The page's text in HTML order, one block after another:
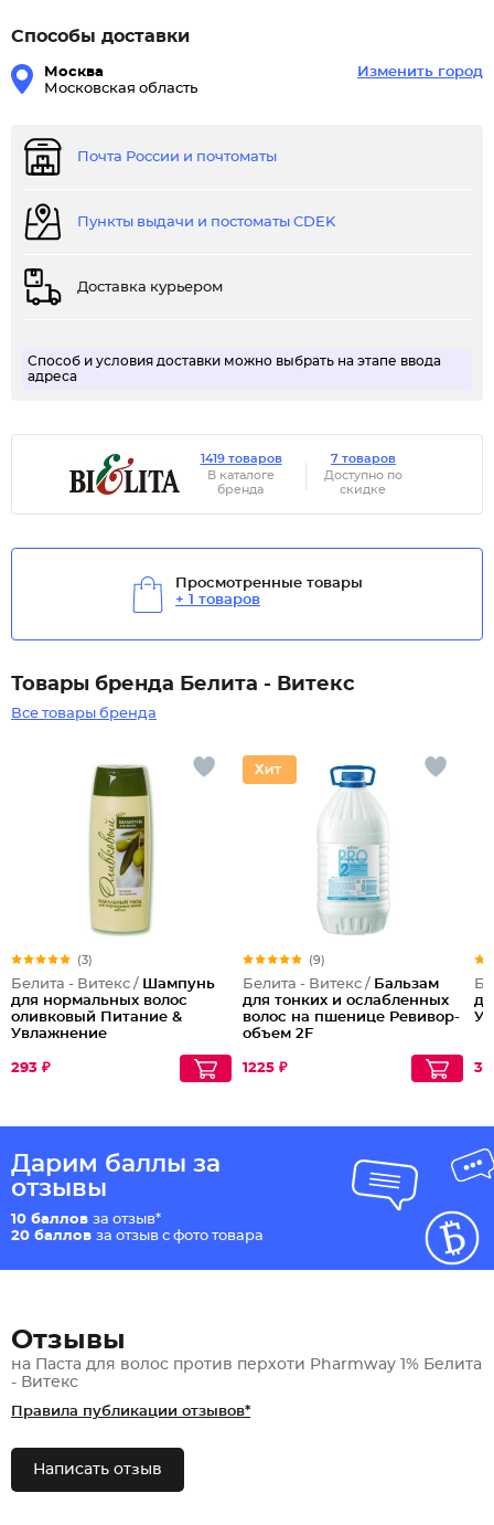
Способы доставки
Москва
Московская область
Изменить город
Почта России и почтоматы
Пункты выдачи и постоматы CDEK
Доставка курьером
Способ и условия доставки можно выбрать на этапе ввода
адреса
1419 товаров
В каталоге
бренда
7 товаров
Доступно по
скидке
Просмотренные товары
+ 1 товаров
Товары бренда Белита - Витекс
Все товары бренда
(3)
Белита - Витекс / Шампунь
для нормальных волос
оливковый Питание &
Увлажнение
293 ₽
(9)
Белита - Витекс / Бальзам
для тонких и ослабленных
волос на пшенице Ревивор-
объем 2F
1225 ₽
Дарим баллы за
отзывы
10 баллов за отзыв*
20 баллов за отзыв с фото товара
Отзывы
на Паста для волос против перхоти Pharmway 1% Белита
- Витекс
Правила публикации отзывов*
Написать отзыв